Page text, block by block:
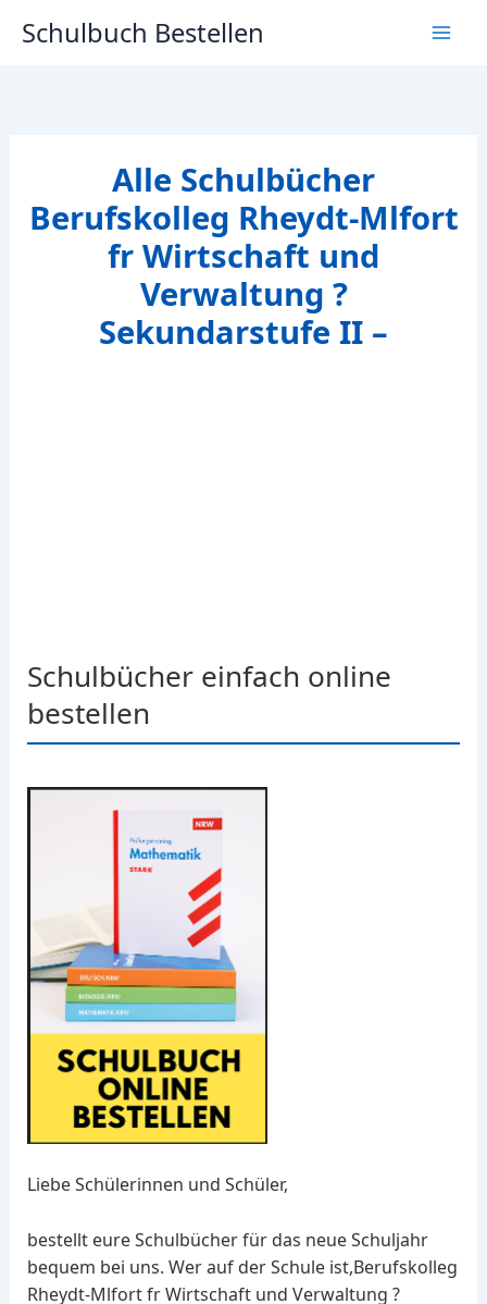
InhaltSchulbuch Bestellen
Alle Schulbücher
Berufskolleg Rheydt-Mlfort
fr Wirtschaft und
Verwaltung ?
Sekundarstufe II –
Schulbücher einfach online
bestellen
Liebe Schülerinnen und Schüler,
bestellt eure Schulbücher für das neue Schuljahr
bequem bei uns. Wer auf der Schule ist,Berufskolleg
Rheydt-Mlfort fr Wirtschaft und Verwaltung ?